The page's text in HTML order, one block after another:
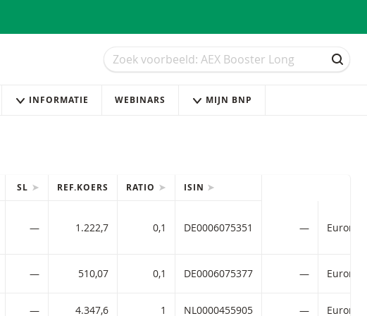
Zoek
Zoek
ZOEK
INFORMATIE WEBINARS MIJN BNP
SL REF.KOERS RATIO ISIN
— 1.222,7 0,1 DE0006075351 —
— 510,07 0,1 DE0006075377 —
— 4.347,6 1 NL0000455905 —